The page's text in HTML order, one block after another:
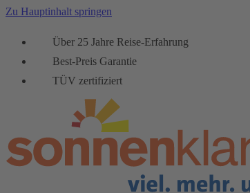
Zu Hauptinhalt springen
Über 25 Jahre Reise-Erfahrung
Best-Preis Garantie
TÜV zertifiziert